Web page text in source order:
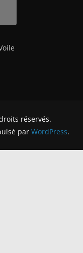
réservés.
par WordPress.